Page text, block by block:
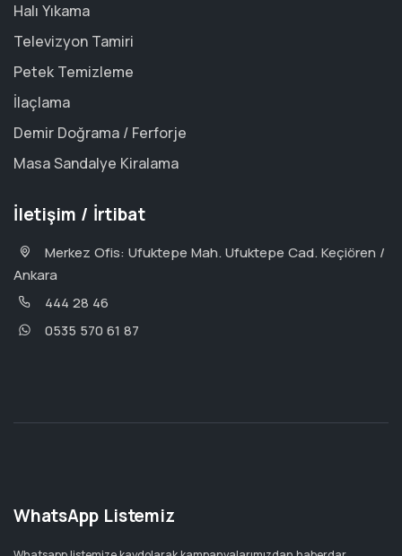
Halı Yıkama
Televizyon Tamiri
Petek Temizleme
İlaçlama
Demir Doğrama / Ferforje
Masa Sandalye Kiralama
İletişim / İrtibat
Merkez Ofis: Ufuktepe Mah. Ufuktepe Cad. Keçiören /
Ankara
444 28 46
0535 570 61 87
WhatsApp Listemiz